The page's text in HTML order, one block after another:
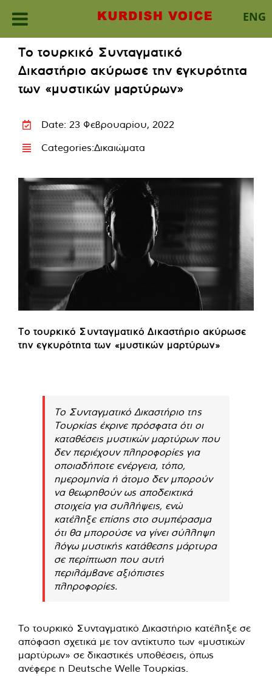
ENG
content
Το τουρκικό Συνταγματικό
Δικαστήριο ακύρωσε την εγκυρότητα
των «μυστικών μαρτύρων»
Date: 23 Φεβρουαρίου, 2022
Categories:Δικαιώματα
Το τουρκικό Συνταγματικό Δικαστήριο ακύρωσε
την εγκυρότητα των «μυστικών μαρτύρων»
Το Συνταγματικό Δικαστήριο της
Τουρκίας έκρινε πρόσφατα ότι οι
καταθέσεις μυστικών μαρτύρων που
δεν περιέχουν πληροφορίες για
οποιαδήποτε ενέργεια, τόπο,
ημερομηνία ή άτομο δεν μπορούν
να θεωρηθούν ως αποδεικτικά
στοιχεία για συλλήψεις, ενώ
κατέληξε επίσης στο συμπέρασμα
ότι θα μπορούσε να γίνει σύλληψη
λόγω μυστικής κατάθεσης μάρτυρα
σε περίπτωση που αυτή
περιλάμβανε αξιόπιστες
πληροφορίες.
Το τουρκικό Συνταγματικό Δικαστήριο κατέληξε σε
απόφαση σχετικά με τον αντίκτυπο των «μυστικών
μαρτύρων» σε δικαστικές υποθέσεις, όπως
ανέφερε η Deutsche Welle Τουρκίας.